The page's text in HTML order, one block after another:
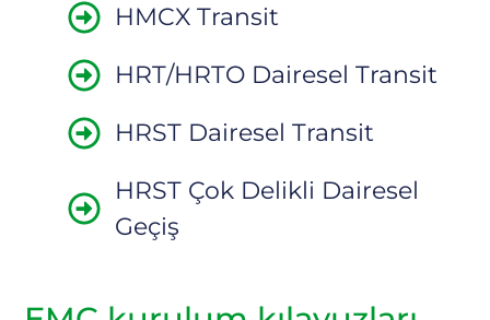
HMCX Transit
HRT/HRTO Dairesel Transit
HRST Dairesel Transit
HRST Çok Delikli Dairesel
Geçiş